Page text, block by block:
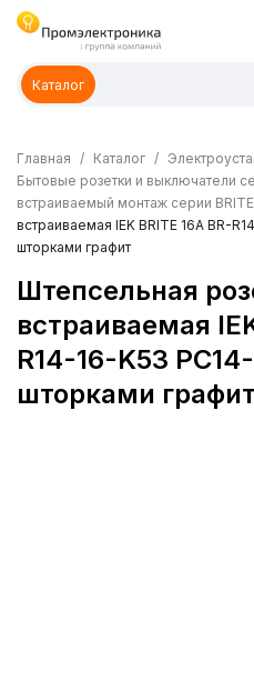
Каталог
Главная Каталог
Бытовые розетки и выключатели
встраиваемый монтаж серии BRITE
встраиваемая IEK BRITE 16А BR-
шторками графит
Штепсельная
встраиваемая
R14-16-K53
шторками графит